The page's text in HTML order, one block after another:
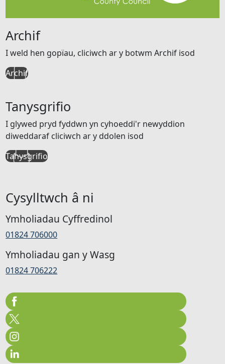
Archif
I weld hen gopïau, cliciwch ar y botwm Archif isod
Archif
Tanysgrifio
I glywed pryd fyddwn yn cyhoeddi'r newyddion
diweddaraf cliciwch ar y ddolen isod
Tanysgrifio
Cysylltwch â ni
Ymholiadau Cyffredinol
01824 706000
Ymholiadau gan y Wasg
01824 706222